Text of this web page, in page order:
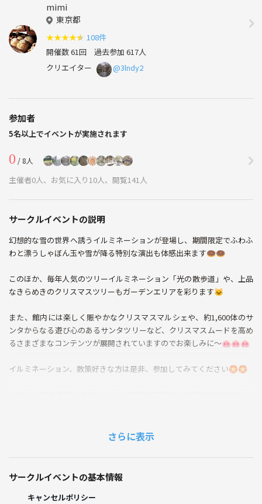
mimi
東京都
★★★★★ 108件
開催数 61回 過去参加 617人
クリエイター
@3lndy2
参加者
5名以上でイベントが実施されます
0 / 8人
主催者0人、お気に入り10人、閲覧141人
サークルイベントの説明
幻想的な雪の世界へ誘うイルミネーションが登場し、期間限定でふわふ
わと漂うしゃぼん玉や雪が降る特別な演出も体感出来ます🍩🍩
このほか、毎年人気のツリーイルミネーション「光の散歩道」や、上品
なきらめきのクリスマスツリーもガーデンエリアを彩ります🐱
また、館内には楽しく賑やかなクリスマスマルシェや、約1,600体のサ
ンタからなる遊び心のあるサンタツリーなど、クリスマスムードを高め
るさまざまなコンテンツが展開されていますのでお楽しみに〜🐽🐽🐽
イルミネーション、散策好きな方は是非、参加してみてください🏵️🏵️
禁止事項
勧誘、ナンパ
連絡なしドタキャン
さらに表示
サークルイベントの基本情報
キャンセルポリシー